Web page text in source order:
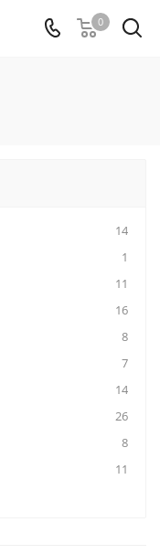
0
14
1
11
16
8
7
14
26
8
11